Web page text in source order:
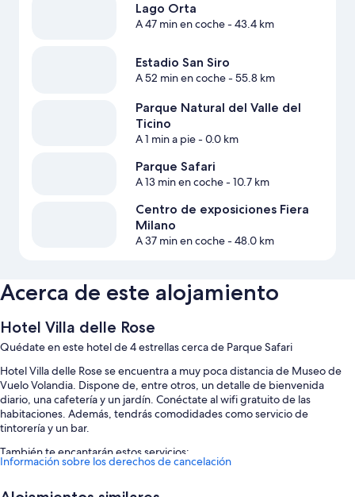
Lago Orta
A 47 min en coche- 43.4 km
Estadio San Siro
A 52 min en coche- 55.8 km
Parque Natural del Valle del
Ticino
A 1 min a pie- 0.0 km
Parque Safari
A 13 min en coche- 10.7 km
Centro de exposiciones Fiera
Milano
A 37 min en coche- 48.0 km
Acerca de este alojamiento
Hotel Villa delle Rose
Quédate en este hotel de 4 estrellas cerca de Parque Safari
Hotel Villa delle Rose se encuentra a muy poca distancia de Museo de
Vuelo Volandia. Dispone de, entre otros, un detalle de bienvenida
diario, una cafetería y un jardín. Conéctate al wifi gratuito de las
habitaciones. Además, tendrás comodidades como servicio de
tintorería y un bar.
También te encantarán estos servicios:
Información sobre los derechos de cancelación